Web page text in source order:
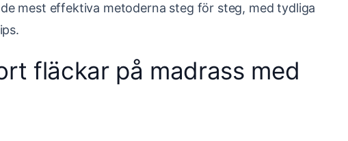
mest effektiva metoderna steg för steg, med tydliga
fläckar på madrass med